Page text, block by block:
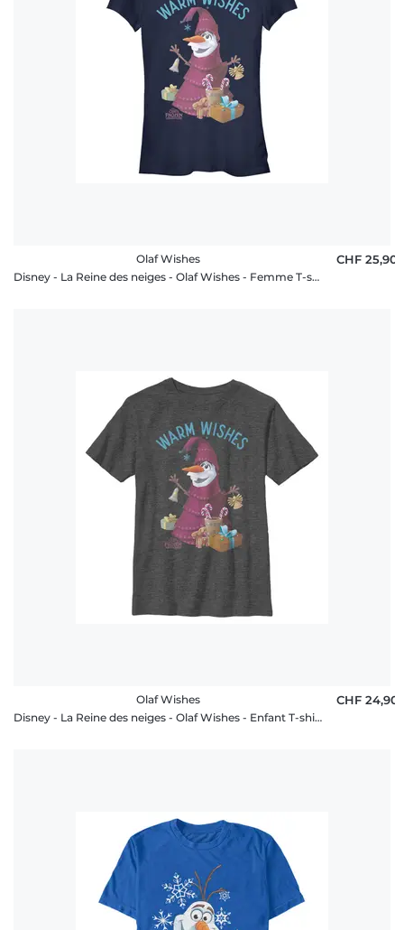
Olaf Wishes
Disney - La Reine des neiges - Olaf Wishes - Femme T-shirt
CHF 25,90
Olaf Wishes
Disney - La Reine des neiges - Olaf Wishes - Enfant T-shirt
CHF 24,90